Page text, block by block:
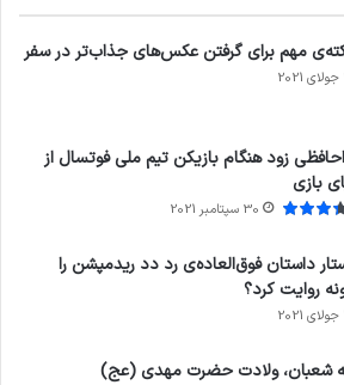
زود هنگام بازیکن تیم ملی فوتسال از
بازی
30 سپتامبر 2021
داستان فوق‌العاده‌ی رد دد ریدمپشن را
روایت کرد؟
شعبان، ولادت حضرت مهدی (عج)